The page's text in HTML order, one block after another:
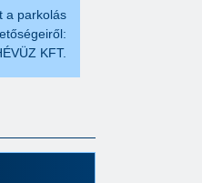
a parkolás
KFT.